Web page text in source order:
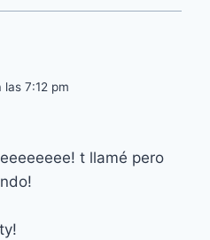
las 7:12 pm
t llamé pero